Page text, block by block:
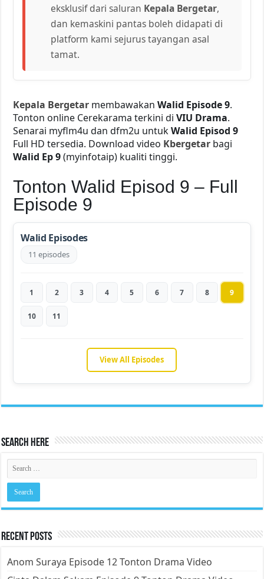
eksklusif dari saluran Kepala Bergetar,
dan kemaskini pantas boleh didapati di
platform kami sejurus tayangan asal
tamat.
Kepala Bergetar membawakanWalid Episode 9.
Tonton online Cerekarama terkini diVIU Drama.
Senarai myflm4u dan dfm2u untukWalid Episod 9
Full HD tersedia. Download video Kbergetar bagi
Walid Ep 9(myinfotaip) kualiti tinggi.
Tonton Walid Episod 9 – Full
Episode 9
Walid Episodes
11 episodes
1 2 3 4 5 6 7 8 9
10 11
View All Episodes
Search Here
Recent Posts
Anom Suraya Episode 12 Tonton Drama Video